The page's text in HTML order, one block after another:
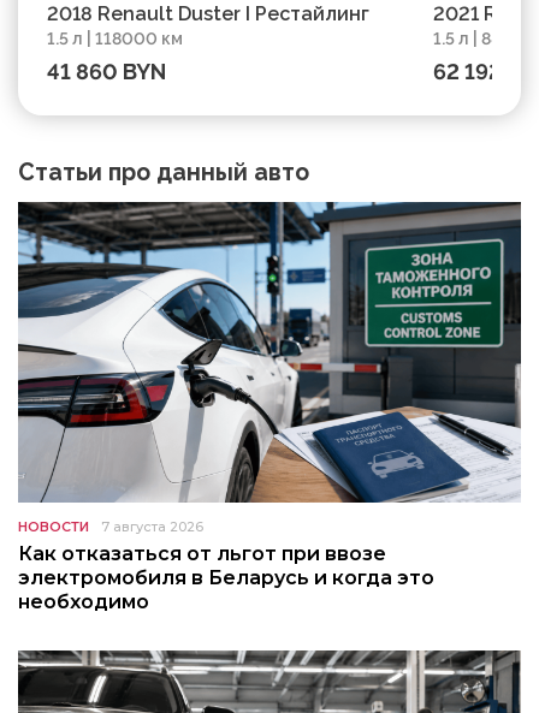
2018 Renault Duster I Рестайлинг
1.5 л | 118000 км
41 860 BYN
2021
1.5 л |
62 192
Статьи про данный авто
НОВОСТИ 7 августа 2026
Как отказаться от льгот при ввозе
электромобиля в Беларусь и когда это
необходимо